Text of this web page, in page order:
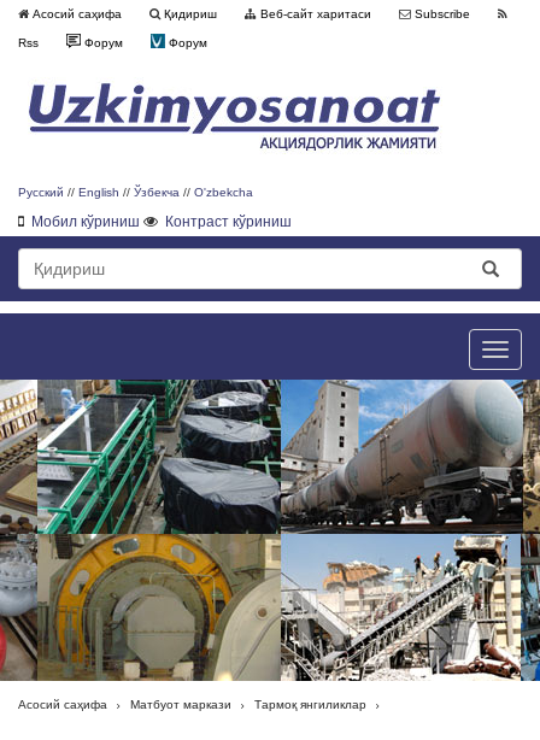
Асосий саҳифа Қидириш Веб-сайт харитаси Subscribe
Rss Форум Форум
Русский // English // Ўзбекча // O'zbekcha
Мобил кўриниш Контраст кўриниш
Toggle
Асосий саҳифа Матбуот маркази Тармоқ янгиликлар